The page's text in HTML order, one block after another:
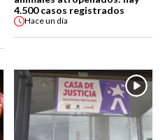
4.500 casos registrados
Haceun día